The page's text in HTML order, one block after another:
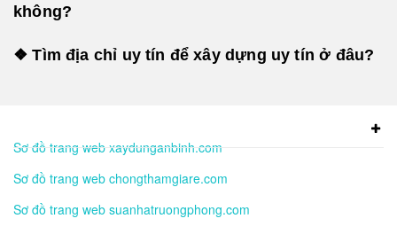
không?
❖ Tìm địa chỉ uy tín để xây dựng uy tín ở đâu?
Sơ đồ trang web xaydunganbinh.com
Sơ đồ trang web chongthamgiare.com
Sơ đồ trang web suanhatruongphong.com